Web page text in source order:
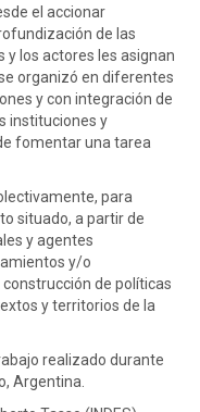
el accionar
de las
y los actores les asignan
organizó en diferentes
y con integración de
instituciones y
fomentar una tarea
para
situado, a partir de
y agentes
y/o
de políticas
y territorios de la
realizado durante
Argentina.